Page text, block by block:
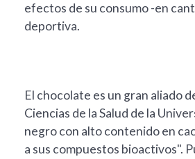
efectos de su consumo -en
deportiva.
El chocolate es un gran aliado
Ciencias de la Salud de la
negro con alto contenido en
a sus compuestos bioactivos".